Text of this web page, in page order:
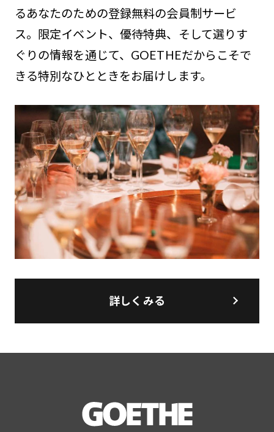
るあなたのための登録無料の会員制サービ
ス。限定イベント、優待特典、そして選りす
ぐりの情報を通じて、GOETHEだからこそで
きる特別なひとときをお届けします。
詳しくみる